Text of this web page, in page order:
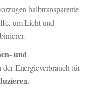
halbtransparente
um Licht und
und
der Energieverbrauch für